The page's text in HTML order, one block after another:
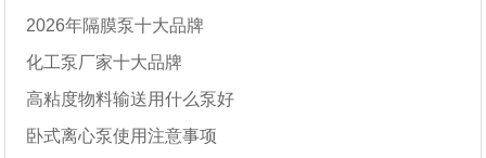
2026年隔膜泵十大品牌
化工泵厂家十大品牌
高粘度物料输送用什么泵好
卧式离心泵使用注意事项